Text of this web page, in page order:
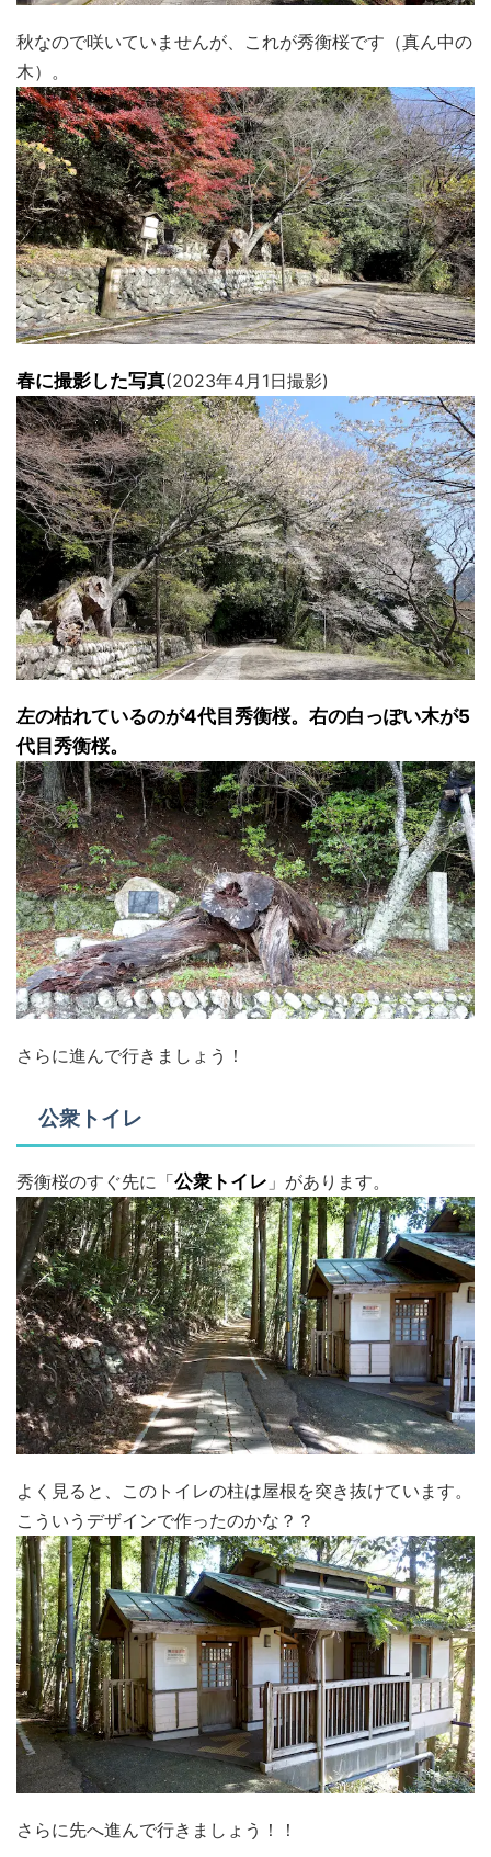
秋なので咲いていませんが、これが秀衡桜です（真ん中の
木）。
春に撮影した写真(2023年4月1日撮影)
左の枯れているのが4代目秀衡桜。右の白っぽい木が5
代目秀衡桜。
さらに進んで行きましょう！
公衆トイレ
秀衡桜のすぐ先に「公衆トイレ 」があります。
よく見ると、このトイレの柱は屋根を突き抜けています。
こういうデザインで作ったのかな？？
さらに先へ進んで行きましょう！！